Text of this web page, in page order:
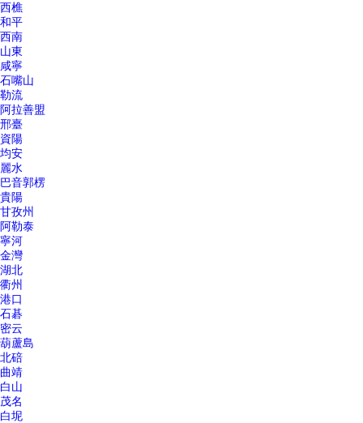
西樵
和平
西南
山東
咸寧
石嘴山
勒流
阿拉善盟
邢臺
資陽
均安
麗水
巴音郭楞
貴陽
甘孜州
阿勒泰
寧河
金灣
湖北
衢州
港口
石碁
密云
葫蘆島
北碚
曲靖
白山
茂名
白坭